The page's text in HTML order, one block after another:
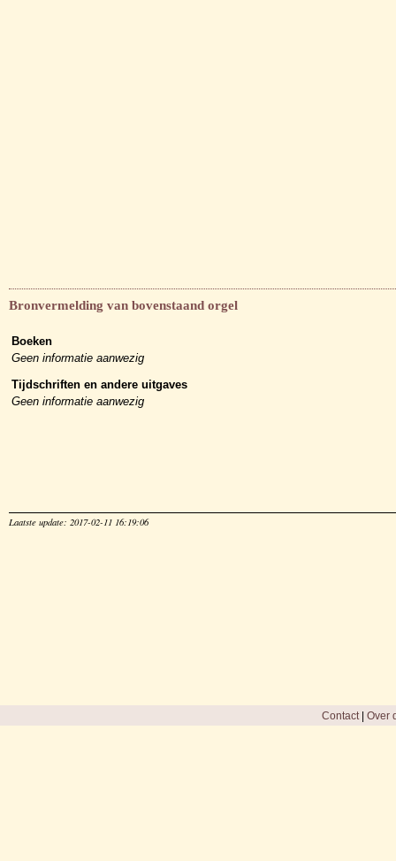
Bronvermelding van bovenstaand orgel
Boeken
Geen informatie aanwezig
Tijdschriften en andere uitgaves
Geen informatie aanwezig
Laatste update: 2017-02-11 16:19:06
Contact| Over